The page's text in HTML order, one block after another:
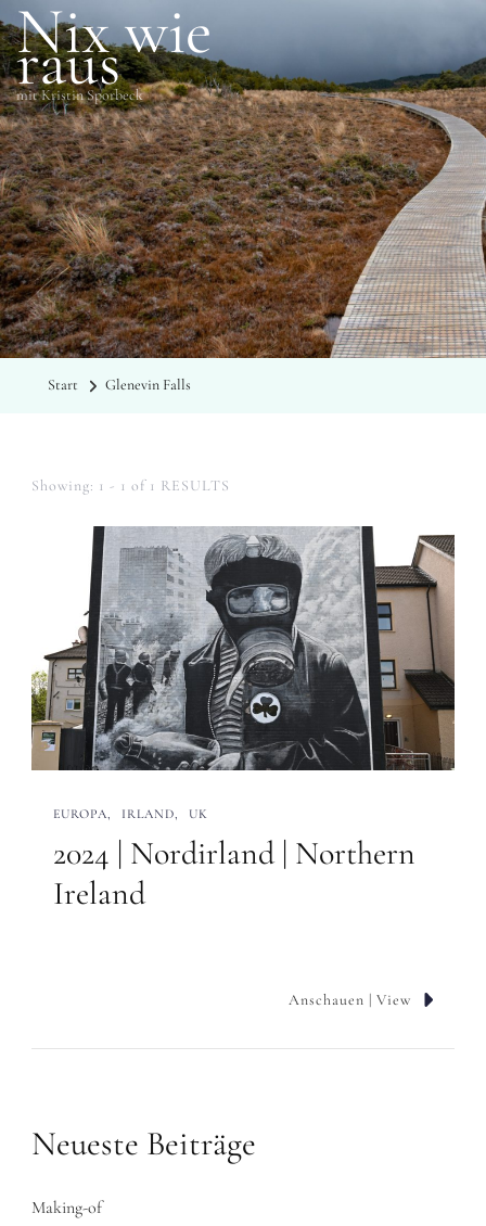
Nix wie
raus
mit Kristin Sporbeck
SCHLAGWÖRTER
Glenevin Falls
Start Glenevin Falls
Showing: 1 - 1 of 1 RESULTS
EUROPA IRLAND UK
2024 | Nordirland | Northern
Ireland
Anschauen | View
Neueste Beiträge
Making-of